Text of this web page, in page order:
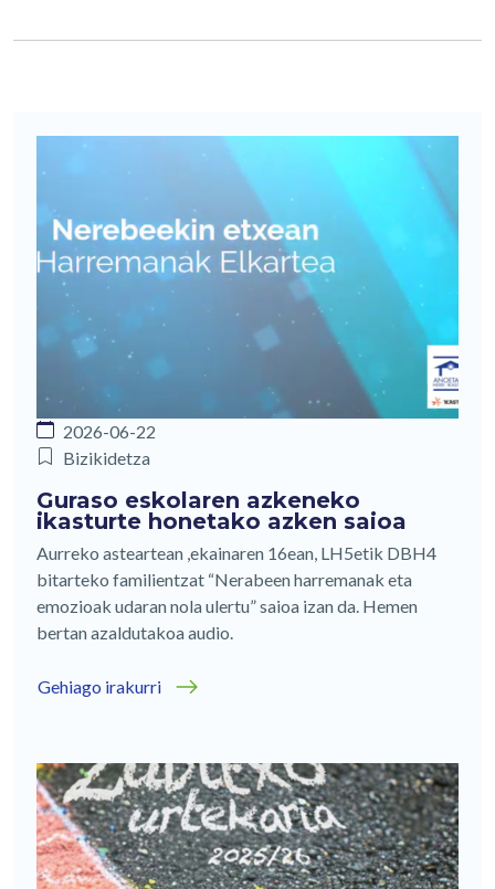
2026-06-22
Bizikidetza
Guraso eskolaren azkeneko
ikasturte honetako azken saioa
Aurreko asteartean ,ekainaren 16ean, LH5etik DBH4
bitarteko familientzat “Nerabeen harremanak eta
emozioak udaran nola ulertu” saioa izan da. Hemen
bertan azaldutakoa audio.
Gehiago irakurri